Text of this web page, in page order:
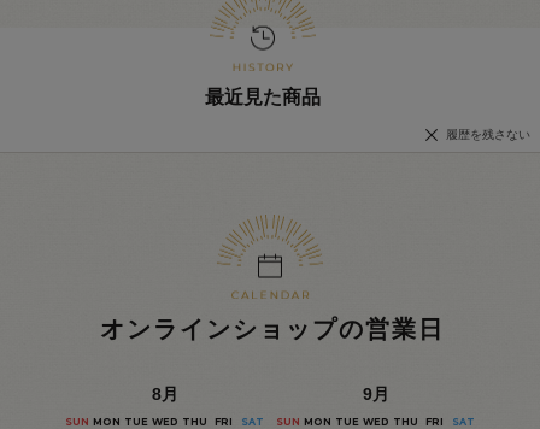
最近見た商品
履歴を残さない
オンラインショップの営業日
8月
SUN MON TUE WED THU FRI SAT
9月
SUN MON TUE WED THU FRI SAT